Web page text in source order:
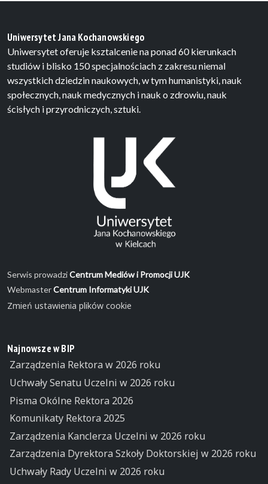
Uniwersytet Jana Kochanowskiego
Uniwersytet oferuje ksztalcenie na ponad 60 kierunkach
studiów i blisko 150 specjalnościach z zakresu niemal
wszystkich dziedzin naukowych, w tym humanistyki, nauk
społecznych, nauk medycznych i nauk o zdrowiu, nauk
ścisłych i przyrodniczych, sztuki.
Serwis prowadziCentrum Mediów i Promocji UJK
WebmasterCentrum Informatyki UJK
Zmień ustawienia plików cookie
Najnowsze w BIP
Zarządzenia Rektora w 2026 roku
Uchwały Senatu Uczelni w 2026 roku
Pisma Okólne Rektora 2026
Komunikaty Rektora 2025
Zarządzenia Kanclerza Uczelni w 2026 roku
Zarządzenia Dyrektora Szkoły Doktorskiej w 2026 roku
Uchwały Rady Uczelni w 2026 roku